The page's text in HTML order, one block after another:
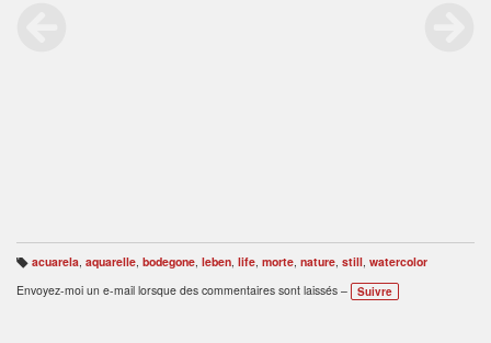
B
ali
s
acuarela, aquarelle, bodegone, leben, life, morte, nature, still, watercolor
Envoyez-moi un e-mail lorsque des commentaires sont laissés –
Suivre